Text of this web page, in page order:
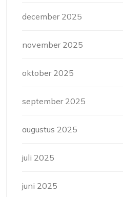
december 2025
november 2025
oktober 2025
september 2025
augustus 2025
juli 2025
juni 2025